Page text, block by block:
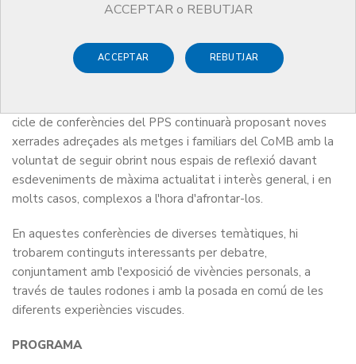
ACCEPTAR o REBUTJAR
ACCEPTAR REBUTJAR
síndrome del cuidador
cicle de conferències del PPS continuarà proposant noves
xerrades adreçades als metges i familiars del CoMB amb la
voluntat de seguir obrint nous espais de reflexió davant
esdeveniments de màxima actualitat i interès general, i en
molts casos, complexos a l'hora d'afrontar-los.
En aquestes conferències de diverses temàtiques, hi
trobarem continguts interessants per debatre,
conjuntament amb l'exposició de vivències personals, a
través de taules rodones i amb la posada en comú de les
diferents experiències viscudes.
PROGRAMA